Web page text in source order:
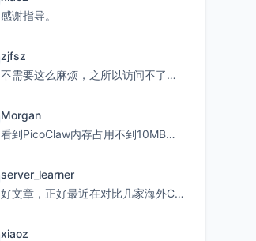
感谢指导。
zjfsz
不需要这么麻烦，之所以访问不了，是由于非对称路由的问题，在爱快主路由添加一条静态路由192.168.
Morgan
看到PicoClaw内存占用不到10MB这个数据真的很惊喜，确实很适合我这种想用旧设备折腾AI的小白
server_learner
好文章，正好最近在对比几家海外CDN。文中提到CF免费版不支持自定义回源端口和HOST这个痛点太真实
xiaoz